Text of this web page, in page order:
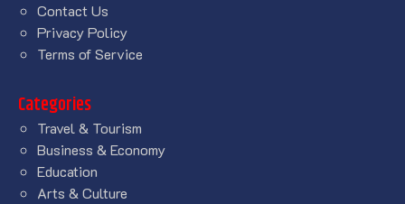
Contact Us
Privacy Policy
Terms of Service
Categories
Travel & Tourism
Business & Economy
Education
Arts & Culture